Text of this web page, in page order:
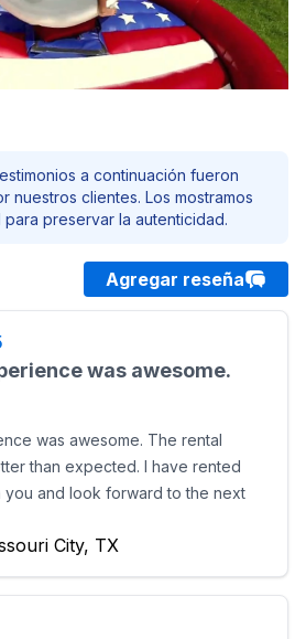
a continuación fueron
nuestros clientes. Los mostramos
para preservar la autenticidad.
Agregar reseña
was awesome.
was awesome. The rental
than expected. I have rented
you and look forward to the next
City, TX